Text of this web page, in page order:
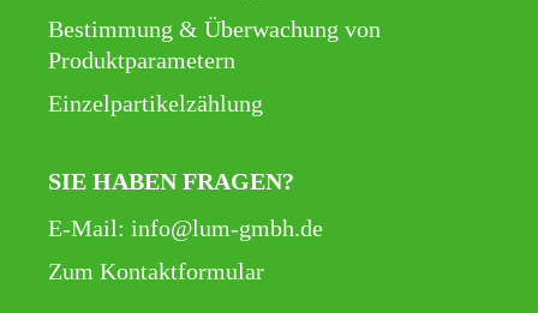
Bestimmung & Überwachung von
Produktparametern
Einzelpartikelzählung
SIE HABEN FRAGEN?
E-Mail: info@lum-gmbh.de
Zum Kontaktformular